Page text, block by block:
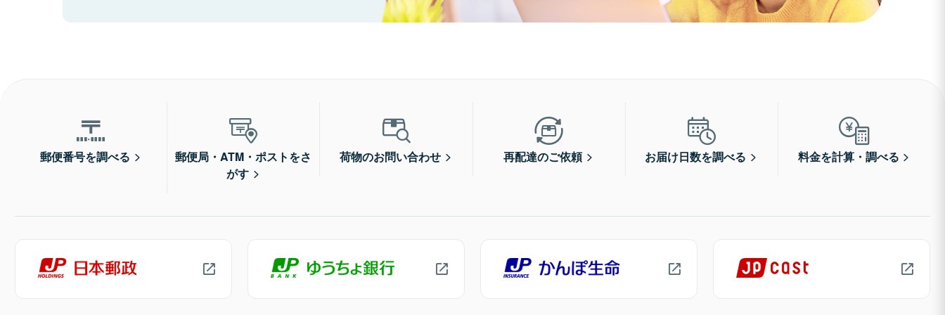
郵便番号を調べる
郵便局・ATM・ポストをさ
がす
荷物のお問い合わせ 再配達のご依頼 お届け日数を調べる 料金を計算・調べる